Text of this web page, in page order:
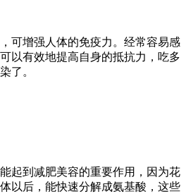
可增强人体的免疫力。经常容易感
以有效地提高自身的抵抗力，吃多
了。
起到减肥美容的重要作用，因为花
以后，能快速分解成氨基酸，这些